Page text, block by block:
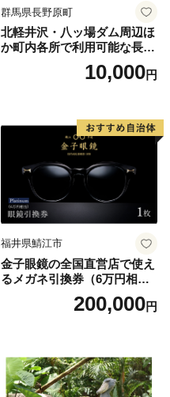
群馬県長野原町
北軽井沢・八ッ場ダム周辺ほ
か町内各所で利用可能な長野
原町ふるさと感謝券（3,000
円分）【トラベル 観光 旅行
10,000円
福井県鯖江市
金子眼鏡の全国直営店で使え
るメガネ引換券（6万円相
当） Platinum200,000円